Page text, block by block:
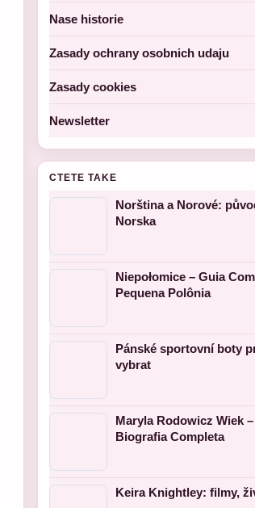
Nase historie
Zasady ochrany osobnich udaju
Zasady cookies
Newsletter
CTETE TAKE
Norština a Norové:
Norska
Niepołomice – Guia
Pequena Polônia
Pánské sportovní boty
vybrat
Maryla Rodowicz Wiek
Biografia Completa
Keira Knightley: filmy,